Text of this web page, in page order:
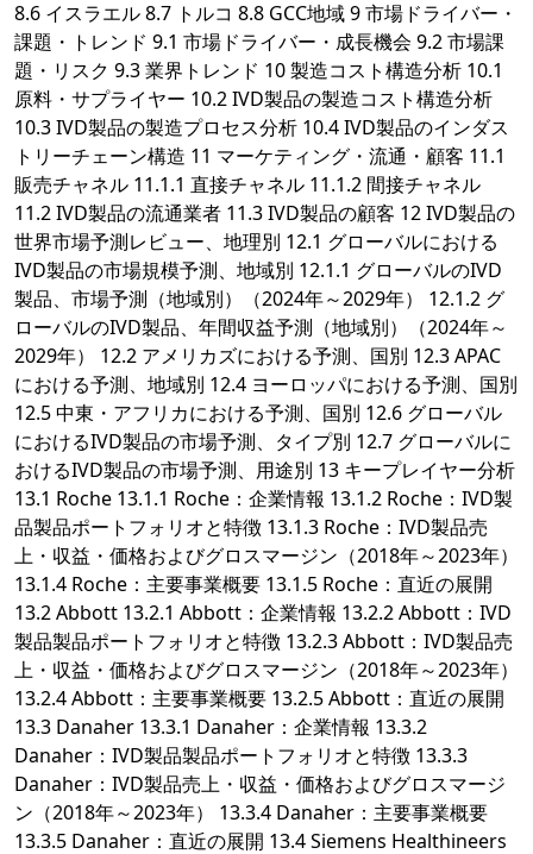
8.6 イスラエル 8.7 トルコ 8.8 GCC地域 9 市場ドライバー・
課題・トレンド 9.1 市場ドライバー・成長機会 9.2 市場課
題・リスク 9.3 業界トレンド 10 製造コスト構造分析 10.1
原料・サプライヤー 10.2 IVD製品の製造コスト構造分析
10.3 IVD製品の製造プロセス分析 10.4 IVD製品のインダス
トリーチェーン構造 11 マーケティング・流通・顧客 11.1
販売チャネル 11.1.1 直接チャネル 11.1.2 間接チャネル
11.2 IVD製品の流通業者 11.3 IVD製品の顧客 12 IVD製品の
世界市場予測レビュー、地理別 12.1 グローバルにおける
IVD製品の市場規模予測、地域別 12.1.1 グローバルのIVD
製品、市場予測（地域別）（2024年～2029年） 12.1.2 グ
ローバルのIVD製品、年間収益予測（地域別）（2024年～
2029年） 12.2 アメリカズにおける予測、国別 12.3 APAC
における予測、地域別 12.4 ヨーロッパにおける予測、国別
12.5 中東・アフリカにおける予測、国別 12.6 グローバル
におけるIVD製品の市場予測、タイプ別 12.7 グローバルに
おけるIVD製品の市場予測、用途別 13 キープレイヤー分析
13.1 Roche 13.1.1 Roche：企業情報 13.1.2 Roche：IVD製
品製品ポートフォリオと特徴 13.1.3 Roche：IVD製品売
上・収益・価格およびグロスマージン（2018年～2023年）
13.1.4 Roche：主要事業概要 13.1.5 Roche：直近の展開
13.2 Abbott 13.2.1 Abbott：企業情報 13.2.2 Abbott：IVD
製品製品ポートフォリオと特徴 13.2.3 Abbott：IVD製品売
上・収益・価格およびグロスマージン（2018年～2023年）
13.2.4 Abbott：主要事業概要 13.2.5 Abbott：直近の展開
13.3 Danaher 13.3.1 Danaher：企業情報 13.3.2
Danaher：IVD製品製品ポートフォリオと特徴 13.3.3
Danaher：IVD製品売上・収益・価格およびグロスマージ
ン（2018年～2023年） 13.3.4 Danaher：主要事業概要
13.3.5 Danaher：直近の展開 13.4 Siemens Healthineers